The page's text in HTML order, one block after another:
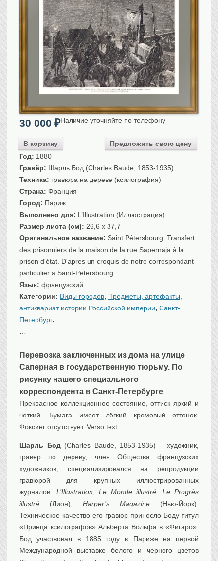
Российская империя
Европа
Мир
Исторические карты
Виды городов
Москва
Санкт-Петербург
Прочие
Севастополь, Крым
Ценные бумаги
История моды.
Гражданская мода
Униформа
Охота. Флора. Фауна
Фауна
Флора
Охота
Рыбы, рыбалка
Техника, транспорт, архитектура
Архитектура
Техника
Транспорт
Флот, кораблестроение
Медицина
Оружие, военная атрибутика
Выставочные экспонаты XVI-XIXв.
Досуг
Разное
30 000 ₽
В корзину Предложить свою цену
Наличие уточняйте по телефону
Год: 1880
Гравёр: Шарль Бод (Charles Baude, 1853-1935)
Техника: гравюра на дереве (ксилография)
Страна: Франция
Город: Париж
Выполнено для: L’Illustration (Иллюстрация)
Размер листа (см): 26,6 x 37,7
Оригинальное название: Saint Pétersbourg. Transfert
des prisonniers de la maison de la rue Sapernaja à la
prison d'état. D'apres un croquis de notre correspondant
particulier a Saint-Petersbourg.
Язык: французский
Категории: Виды городов, Предметы, артефакты,
антиквариат истории Российской империи, Санкт-
Петербург.
Перевозка заключенных из дома на улице
Саперная в государственную тюрьму. По
рисунку нашего специального
корреспондента в Санкт-Петербурге
Прекрасное коллекционное состояние, оттиск яркий и
четкий. Бумага имеет лёгкий кремовый оттенок.
Фоксинг отсутствует. Verso text.
Шарль Бод(Charles Baude, 1853-1935) – художник,
гравер по дереву, член Общества французских
художников; специализировался на репродукции
гравюрой для крупных иллюстрированных
журналов: L’Illustration
Le Monde illustré, Le Progrès
illustré (Лион), Harper’s Magazine (Нью-Йорк).
Техническое качество его гравюр принесло Боду титул
«Принца ксилографов» Альберта Вольфа в «Фигаро».
Бод участвовал в 1885 году в Париже на первой
Международной выставке белого и черного цветов